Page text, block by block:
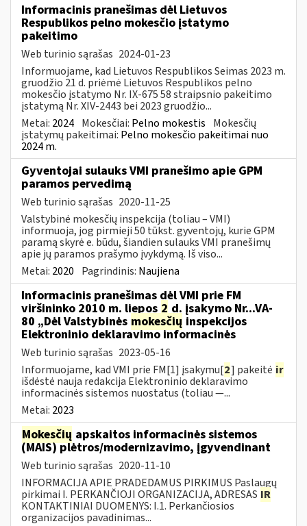
Informacinis pranešimas dėl Lietuvos
Respublikos pelno mokesčio įstatymo
pakeitimo
Web turinio sąrašas 2024-01-23
Informuojame, kad Lietuvos Respublikos Seimas 2023 m.
gruodžio 21 d. priėmė Lietuvos Respublikos pelno
mokesčio įstatymo Nr. IX-675 58 straipsnio pakeitimo
įstatymą Nr. XIV-2443 bei 2023 gruodžio...
Metai: 2024 Mokesčiai: Pelno mokestis Mokesčių
įstatymų pakeitimai: Pelno mokesčio pakeitimai nuo
2024 m.
Gyventojai sulauks VMI pranešimo apie GPM
paramos pervedimą
Web turinio sąrašas 2020-11-25
Valstybinė mokesčių inspekcija (toliau – VMI)
informuoja, jog pirmieji 50 tūkst. gyventojų, kurie GPM
paramą skyrė e. būdu, šiandien sulauks VMI pranešimų
apie jų paramos prašymo įvykdymą. Iš viso...
Metai: 2020 Pagrindinis: Naujiena
Informacinis pranešimas dėl VMI prie FM
viršininko 2010 m. liepos 2 d. įsakymo Nr...VA-
80 „Dėl Valstybinės mokesčių inspekcijos
Elektroninio deklaravimo informacinės
Web turinio sąrašas 2023-05-16
Informuojame, kad VMI prie FM[1] įsakymu[2] pakeitė ir
išdėstė nauja redakcija Elektroninio deklaravimo
informacinės sistemos nuostatus (toliau —...
Metai: 2023
Mokesčių apskaitos informacinės sistemos
(MAIS) plėtros/modernizavimo, įgyvendinant
Web turinio sąrašas 2020-11-10
INFORMACIJA APIE PRADEDAMUS PIRKIMUS Paslaugų
pirkimai I. PERKANČIOJI ORGANIZACIJA, ADRESAS IR
KONTAKTINIAI DUOMENYS: I.1. Perkančiosios
organizacijos pavadinimas...